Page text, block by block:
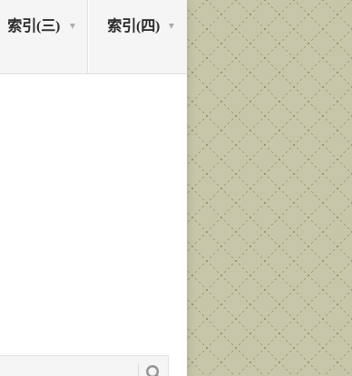
索引(三) 索引(四)